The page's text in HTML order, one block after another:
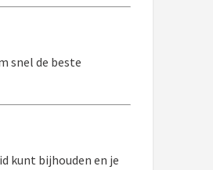
snel de beste
kunt bijhouden en je